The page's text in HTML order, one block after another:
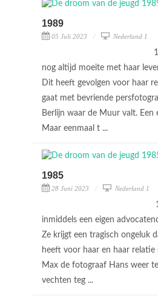
1989
05 Juli 2023 Nederland 1
nog altijd moeite met haar
Dit heeft gevolgen voor haar
gaat met bevriende
Berlijn waar de Muur valt. Een
Maar eenmaal t ...
1985
28 Juni 2023 Nederland 1
inmiddels een eigen
Ze krijgt een tragisch ongeluk
heeft voor haar en haar relatie
Max de fotograaf Hans weer
vechten teg ...